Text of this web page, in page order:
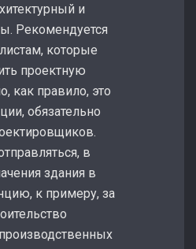
и
Рекомендуется
которые
проектную
как правило, это
обязательно
в
здания в
к примеру, за